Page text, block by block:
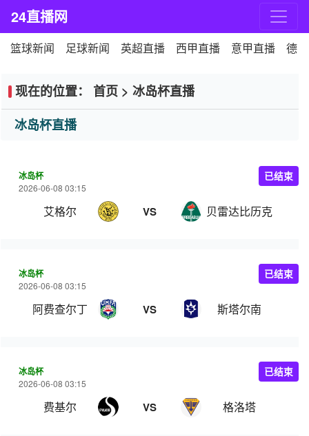
24直播网
篮球新闻 足球新闻 英超直播 西甲直播 意甲直播 德
现在的位置： 首页 > 冰岛杯直播
冰岛杯直播
冰岛杯
2026-06-08 03:15
艾格尔 VS 贝雷达比历克
已结束
冰岛杯
2026-06-08 03:15
阿费查尔丁 VS 斯塔尔南
已结束
冰岛杯
2026-06-08 03:15
费基尔 VS 格洛塔
已结束